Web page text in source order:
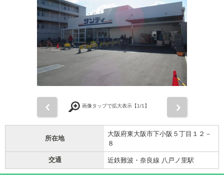
画像タップで拡大表示【1/1】
所在地
大阪府東大阪市下小阪５丁目１２－
８
交通 近鉄難波・奈良線 八戸ノ里駅